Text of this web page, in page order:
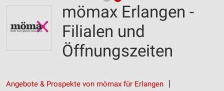
mömax Erlangen -
Filialen und
Öffnungszeiten
Angebote & Prospekte von mömax für Erlangen